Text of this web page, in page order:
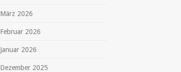
März 2026
Februar 2026
Januar 2026
Dezember 2025